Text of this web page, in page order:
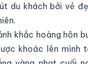
du khách bởi vẻ
khắc hoàng hôn
khoác lên mình